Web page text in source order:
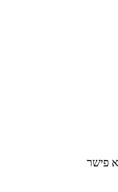
פישר